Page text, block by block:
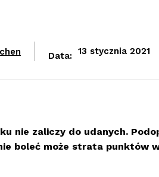
Data: 13 stycznia 2021
nie zaliczy do udanych.
boleć może strata punktów